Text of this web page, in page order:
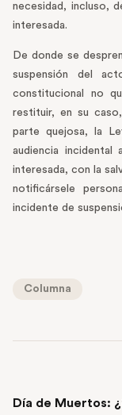
necesidad, incluso,
interesada.
De donde se
suspensión del
constitucional no
restituir, en su
parte quejosa, la
audiencia incidental
interesada, con la
notificársele
incidente de
Columna
Día de Muertos: